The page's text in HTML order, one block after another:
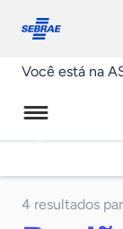
conosco
Você está na
4 resultados